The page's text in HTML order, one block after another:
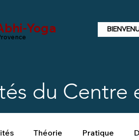
Yoga
du Centre
Théorie Pratique